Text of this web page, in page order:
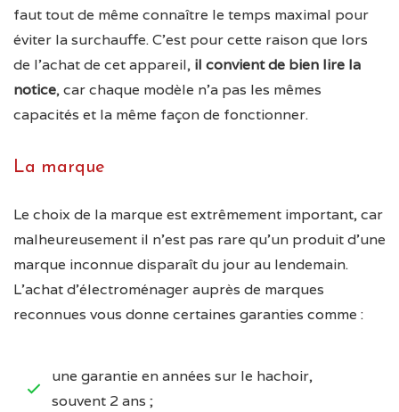
faut tout de même connaître le temps maximal pour
éviter la surchauffe. C’est pour cette raison que lors
de l’achat de cet appareil, il convient de bien lire la
notice, car chaque modèle n’a pas les mêmes
capacités et la même façon de fonctionner.
La marque
Le choix de la marque est extrêmement important, car
malheureusement il n’est pas rare qu’un produit d’une
marque inconnue disparaît du jour au lendemain.
L’achat d’électroménager auprès de marques
reconnues vous donne certaines garanties comme :
une garantie en années sur le hachoir,
souvent 2 ans ;